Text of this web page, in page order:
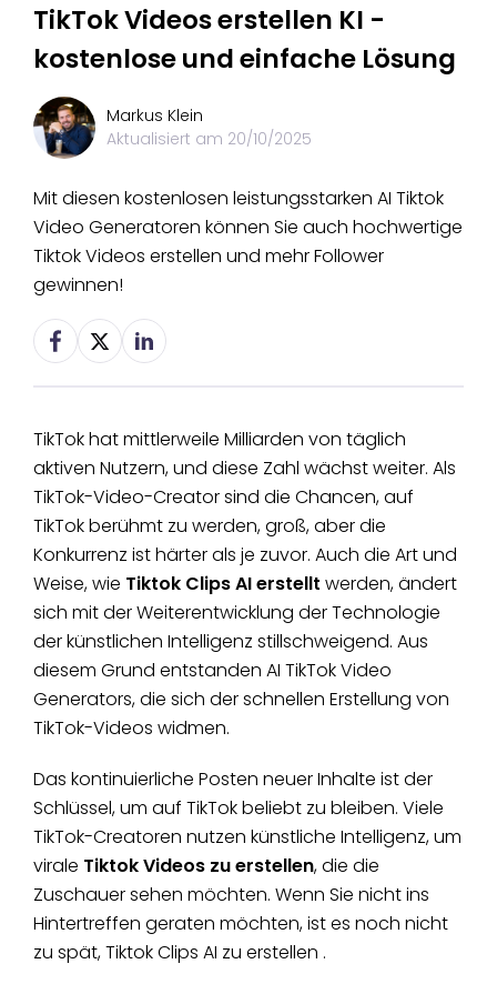
TikTok Videos erstellen KI -
kostenlose und einfache Lösung
Markus Klein
Aktualisiert am 20/10/2025
Mit diesen kostenlosen leistungsstarken AI Tiktok
Video Generatoren können Sie auch hochwertige
Tiktok Videos erstellen und mehr Follower
gewinnen!
TikTok hat mittlerweile Milliarden von täglich
aktiven Nutzern, und diese Zahl wächst weiter. Als
TikTok-Video-Creator sind die Chancen, auf
TikTok berühmt zu werden, groß, aber die
Konkurrenz ist härter als je zuvor. Auch die Art und
Weise, wie Tiktok Clips AI erstellt werden, ändert
sich mit der Weiterentwicklung der Technologie
der künstlichen Intelligenz stillschweigend. Aus
diesem Grund entstanden AI TikTok Video
Generators, die sich der schnellen Erstellung von
TikTok-Videos widmen.
Das kontinuierliche Posten neuer Inhalte ist der
Schlüssel, um auf TikTok beliebt zu bleiben. Viele
TikTok-Creatoren nutzen künstliche Intelligenz, um
virale Tiktok Videos zu erstellen, die die
Zuschauer sehen möchten. Wenn Sie nicht ins
Hintertreffen geraten möchten, ist es noch nicht
zu spät, Tiktok Clips AI zu erstellen .